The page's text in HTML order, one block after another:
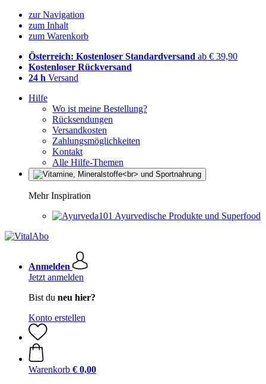
zur Navigation
zum Inhalt
zum Warenkorb
Österreich: Kostenloser Standardversand ab € 39,90
Kostenloser Rückversand
24 h Versand
Hilfe
Wo ist meine Bestellung?
Rücksendungen
Versandkosten
Zahlungsmöglichkeiten
Kontakt
Alle Hilfe-Themen
Mehr Inspiration
Ayurvedische Produkte und Superfood
Anmelden
Jetzt anmelden
Bist du neu hier?
Konto erstellen
Warenkorb € 0,00